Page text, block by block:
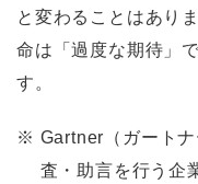
と変わることはあり
命は「過度な期待」
す。
※ Gartner（ガート
査・助言を行う企